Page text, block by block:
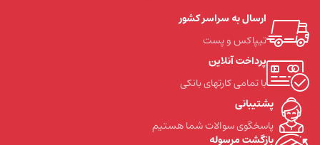
ارسال به سراسر کشور
تیپاکس و پست
پرداخت آنلاین
با تمامی کارتهای بانکی
پشتیبانی
پاسخگوی سوالات شما هستیم
بازگشت مرسوله